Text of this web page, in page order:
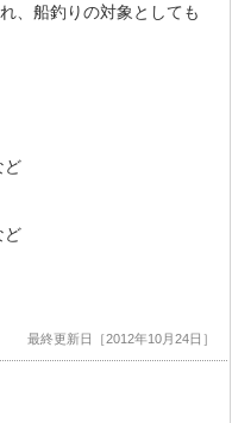
、船釣りの対象としても
ど
ど
最終更新日［2012年10月24日］